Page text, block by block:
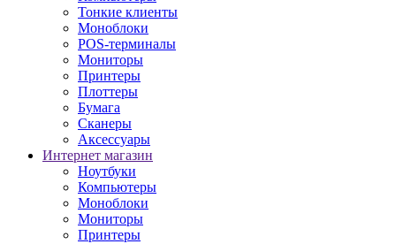
Тонкие клиенты
Моноблоки
POS-терминалы
Мониторы
Принтеры
Плоттеры
Бумага
Сканеры
Аксессуары
Интернет магазин
Ноутбуки
Компьютеры
Моноблоки
Мониторы
Принтеры